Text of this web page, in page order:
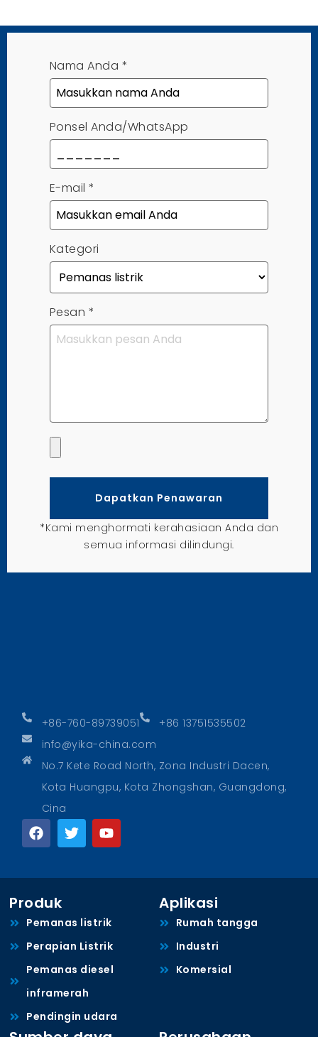
+86-760-89739051
+86 13751535502
info@yika-china.com
No.7 Kete Road North, Zona Industri Dacen,
Kota Huangpu, Kota Zhongshan, Guangdong,
Cina
Nama Anda *
Ponsel Anda/WhatsApp
E-mail *
Kategori
Pesan *
Dapatkan Penawaran
*Kami menghormati kerahasiaan Anda dan
semua informasi dilindungi.
Produk
Pemanas listrik
Perapian Listrik
Pemanas diesel
inframerah
Pendingin udara
Aplikasi
Rumah tangga
Industri
Komersial